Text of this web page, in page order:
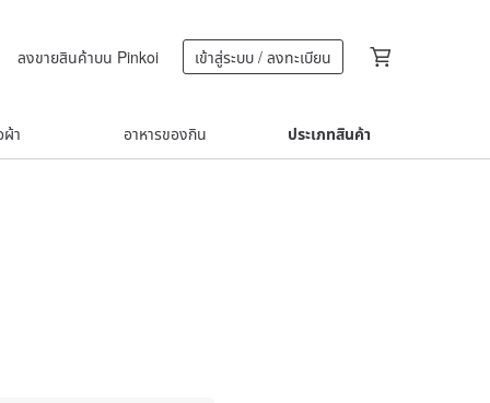
ลงขายสินค้าบน Pinkoi เข้าสู่ระบบ / ลงทะเบียน
ผ้า อาหารของกิน ประเภทสินค้า